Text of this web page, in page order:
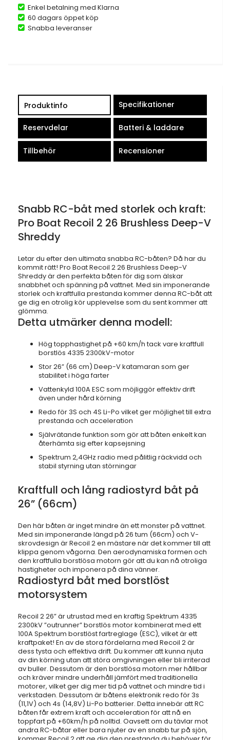
Enkel betalning med Klarna
60 dagars öppet köp
Snabba leveranser
Produktinfo
Snabb RC-båt med storlek och kraft:
Pro Boat Recoil 2 26 Brushless Deep-V
Shreddy
Letar du efter den ultimata snabba RC-båten? Då har du
kommit rätt! Pro Boat Recoil 2 26 Brushless Deep-V
Shreddy är den perfekta båten för dig som älskar
snabbhet och spänning på vattnet. Med sin imponerande
storlek och kraftfulla prestanda kommer denna RC-båt att
ge dig en otrolig kör upplevelse som du sent kommer att
glömma.
Detta utmärker denna modell:
Hög topphastighet på +60 km/h tack vare kraftfull
borstlös 4335 2300kV-motor
Stor 26” (66 cm) Deep-V katamaran som ger
stabilitet i höga farter
Vattenkyld 100A ESC som möjliggör effektiv drift
även under hård körning
Redo för 3S och 4S Li-Po vilket ger möjlighet till extra
prestanda och acceleration
Självrätande funktion som gör att båten enkelt kan
återhämta sig efter kapsejsning
Spektrum 2,4GHz radio med pålitlig räckvidd och
stabil styrning utan störningar
Kraftfull och lång radiostyrd båt på
26” (66cm)
Den här båten är inget mindre än ett monster på vattnet.
Med sin imponerande längd på 26 tum (66cm) och V-
skrovdesign är Recoil 2 en mästare när det kommer till att
klippa genom vågorna. Den aerodynamiska formen och
den kraftfulla borstlösa motorn gör att du kan nå otroliga
hastigheter och imponera på dina vänner.
Radiostyrd båt med borstlöst
motorsystem
Recoil 2 26” är utrustad med en kraftig Spektrum 4335
2300kV ”outrunner” borstlös motor kombinerat med ett
100A Spektrum borstlöst fartreglage (ESC), vilket är ett
kraftpaket! En av de stora fördelarna med Recoil 2 är
dess tysta och effektiva drift. Du kommer att kunna njuta
av din körning utan att störa omgivningen eller bli irriterad
av buller. Dessutom är den borstlösa motorn mer hållbar
och kräver mindre underhåll jämfört med traditionella
motorer, vilket ger dig mer tid på vattnet och mindre tid i
verkstaden. Dessutom är båtens elektronik redo för 3s
(11,1V) och 4s (14,8V) Li-Po batterier. Detta innebär att RC
båten får extrem kraft och acceleration för att nå en
toppfart på +60km/h på nolltid. Oavsett om du tävlar mot
andra RC-båtar eller bara njuter av en snabb tur på sjön,
Specifikationer
Reservdelar Batteri & laddare
Tillbehör Recensioner